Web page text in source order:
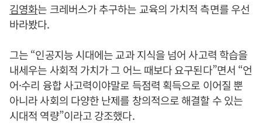
김영화는 크레버스가 추구하는 교육의 가치적 측면를 우선
바라봤다.
그는 “인공지능 시대에는 교과 지식을 넘어 사고력 학습을
내세우는 사회적 가치가 그 어느 때보다 요구된다”면서 “언
어·수리 융합 사고력이야말로 득점력 획득으로 이어질 뿐
아니라 사회의 다양한 난제를 창의적으로 해결할 수 있는
시대적 역량”이라고 강조했다.